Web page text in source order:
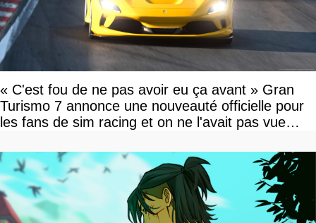
« C'est fou de ne pas avoir eu ça avant » Gran
Turismo 7 annonce une nouveauté officielle pour
les fans de sim racing et on ne l'avait pas vue